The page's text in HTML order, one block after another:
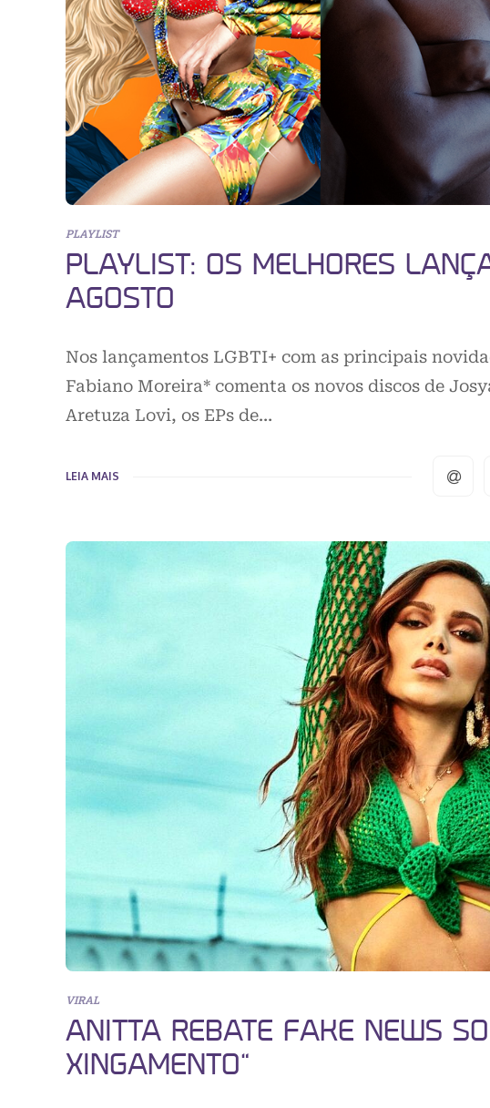
PLAYLIST
PLAYLIST: OS MELHORES
AGOSTO
Nos lançamentos LGBTI+ com as principais
Fabiano Moreira* comenta os novos discos de
Aretuza Lovi, os EPs de…
LEIA MAIS
VIRAL
ANITTA REBATE FAKE NEWS
XINGAMENTO”